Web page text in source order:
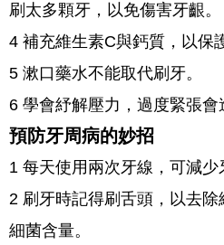
刷太多顆牙，以免傷害牙齦。
4 補充維生素C與鈣質，以保
5 漱口藥水不能取代刷牙。
6 學會紓解壓力，過度緊張會
預防牙周病的妙招
1 每天使用兩次牙線，可減少
2 刷牙時記得刷舌頭，以去
細菌含量。